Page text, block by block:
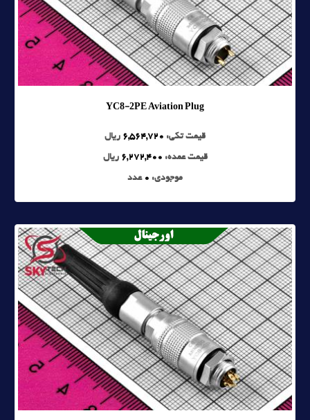
YC8-2PE Aviation Plug
قیمت تکی: 6,564,720 ریال
قیمت عمده: 6,272,400 ریال
موجودی: 0 عدد